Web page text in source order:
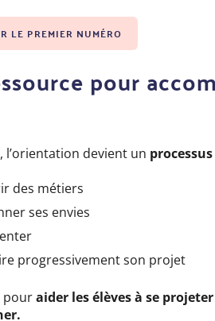
LE PREMIER NUMÉRO
pour
l’orientation devient un
des métiers
ses envies
progressivement son projet
pouraider les élèves à se projeter